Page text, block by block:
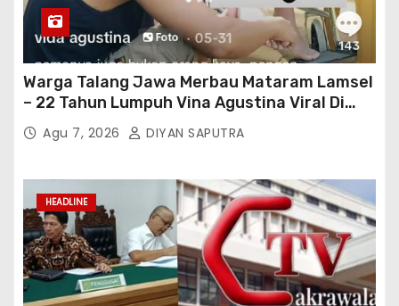
Warga Talang Jawa Merbau Mataram Lamsel
– 22 Tahun Lumpuh Vina Agustina Viral Di
Tiktok Inginkan Kursi Roda Listrik, Kepala
Perwakilan Provinsi Lampung Media
Bertindak
Agu 7, 2026 DIYAN SAPUTRA
HEADLINE